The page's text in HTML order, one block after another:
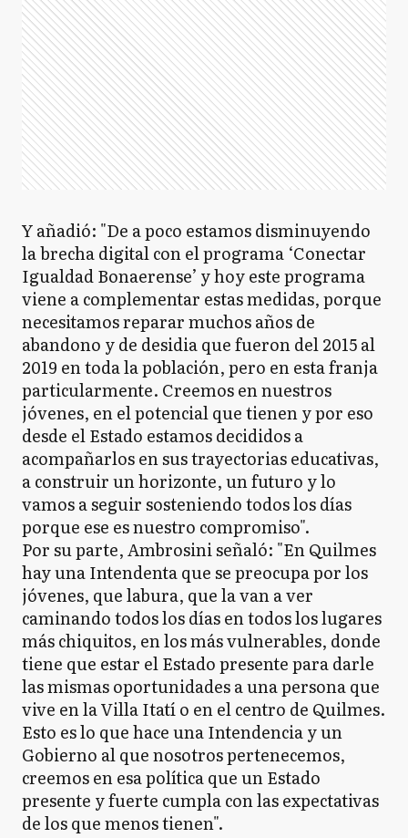
Y añadió: "De a poco estamos disminuyendo
la brecha digital con el programa ‘Conectar
Igualdad Bonaerense’ y hoy este programa
viene a complementar estas medidas, porque
necesitamos reparar muchos años de
abandono y de desidia que fueron del 2015 al
2019 en toda la población, pero en esta franja
particularmente. Creemos en nuestros
jóvenes, en el potencial que tienen y por eso
desde el Estado estamos decididos a
acompañarlos en sus trayectorias educativas,
a construir un horizonte, un futuro y lo
vamos a seguir sosteniendo todos los días
porque ese es nuestro compromiso".
Por su parte, Ambrosini señaló: "En Quilmes
hay una Intendenta que se preocupa por los
jóvenes, que labura, que la van a ver
caminando todos los días en todos los lugares
más chiquitos, en los más vulnerables, donde
tiene que estar el Estado presente para darle
las mismas oportunidades a una persona que
vive en la Villa Itatí o en el centro de Quilmes.
Esto es lo que hace una Intendencia y un
Gobierno al que nosotros pertenecemos,
creemos en esa política que un Estado
presente y fuerte cumpla con las expectativas
de los que menos tienen".